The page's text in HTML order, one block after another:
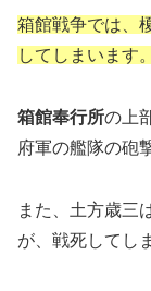
箱館戦争では、
してしまいます。
箱館奉行所の上
府軍の艦隊の砲
また、土方歳三
が、戦死してし